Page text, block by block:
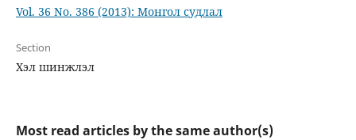
Vol. 36 No. 386 (2013): Монгол судлал
Section
Хэл шинжлэл
Most read articles by the same author(s)